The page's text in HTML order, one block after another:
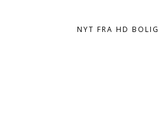
NYT FRA HD BOLIG